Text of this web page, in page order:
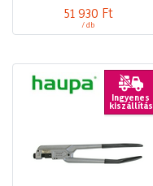
51 930 Ft
/ db
Ingyenes
kiszállítás